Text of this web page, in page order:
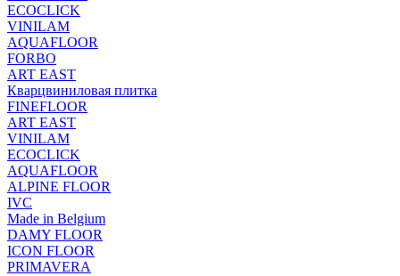
ECOCLICK
VINILAM
AQUAFLOOR
FORBO
ART EAST
Кварцвиниловая плитка
FINEFLOOR
ART EAST
VINILAM
ECOCLICK
AQUAFLOOR
ALPINE FLOOR
IVC
Made in Belgium
DAMY FLOOR
ICON FLOOR
PRIMAVERA